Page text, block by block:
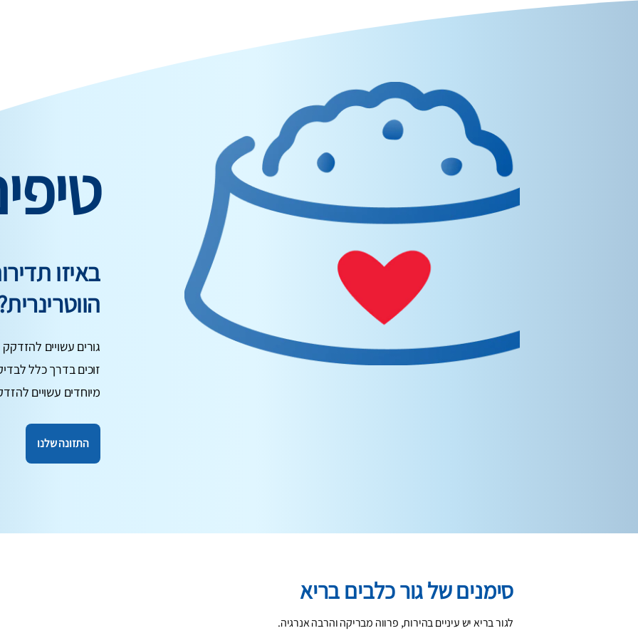
באיזו
גורים עשויים
זוכים בדרך כלל
מיוחדים עשויים
התזונה שלנו
סימנים של גור כלבים בריא
לגור בריא יש עיניים בהירות, פרווה מבריקה והרבה אנרגיה.